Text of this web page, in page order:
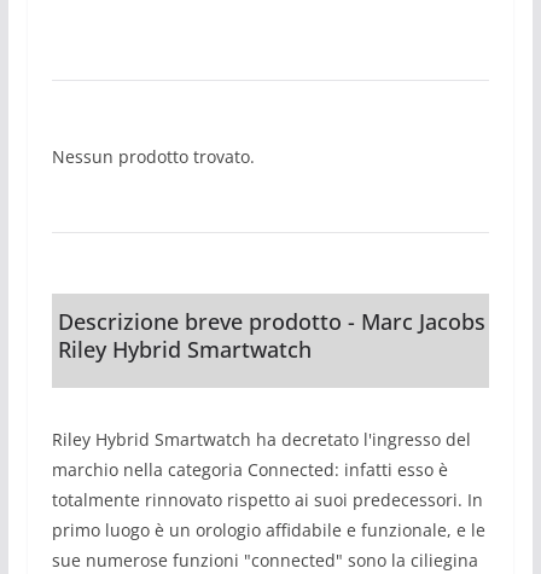
Nessun prodotto trovato.
Descrizione breve prodotto - Marc Jacobs
Riley Hybrid Smartwatch
Riley Hybrid Smartwatch ha decretato l'ingresso del
marchio nella categoria Connected: infatti esso è
totalmente rinnovato rispetto ai suoi predecessori. In
primo luogo è un orologio affidabile e funzionale, e le
sue numerose funzioni "connected" sono la ciliegina